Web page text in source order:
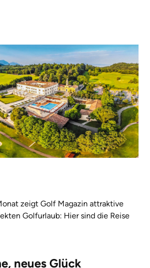
zeigt Golf Magazin attraktive
Golfurlaub: Hier sind die Reise
neues Glück